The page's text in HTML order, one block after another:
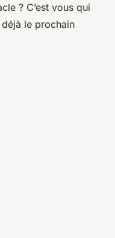
? C’est vous qui
le prochain